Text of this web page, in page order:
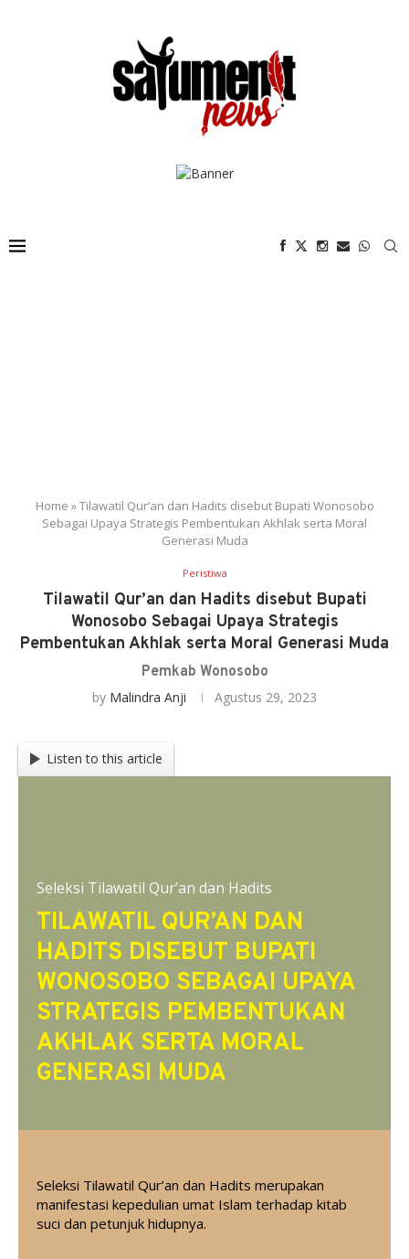
Home »Tilawatil Qur’an dan Hadits disebut Bupati Wonosobo
Sebagai Upaya Strategis Pembentukan Akhlak serta Moral
Generasi Muda
Peristiwa
Tilawatil Qur’an dan Hadits disebut Bupati
Wonosobo Sebagai Upaya Strategis
Pembentukan Akhlak serta Moral Generasi Muda
Pemkab Wonosobo
by Malindra Anji Agustus 29, 2023
Listen to this article
Seleksi Tilawatil Qur’an dan Hadits
TILAWATIL QUR’AN DAN
HADITS DISEBUT BUPATI
WONOSOBO SEBAGAI UPAYA
STRATEGIS PEMBENTUKAN
AKHLAK SERTA MORAL
GENERASI MUDA
Seleksi Tilawatil Qur’an dan Hadits merupakan
manifestasi kepedulian umat Islam terhadap kitab
suci dan petunjuk hidupnya.